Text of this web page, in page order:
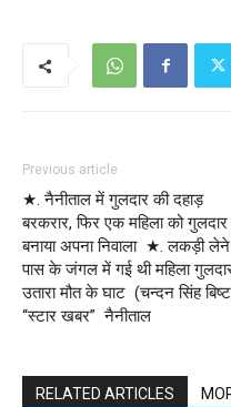
Previous article
★. नैनीताल में गुलदार की दहाड़
बरकरार, फिर एक महिला को
बनाया अपना निवाला ★. लकड़ी लेने
पास के जंगल में गई थी महिला
उतारा मौत के घाट (चन्दन सिंह
“स्टार खबर” नैनीताल
RELATED ARTICLES